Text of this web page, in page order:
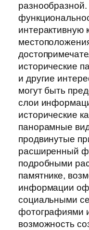
разнообразной.
интерактивную
исторические
и другие
могут быть
слои
исторические
панорамные
продвинутые
расширенный
подробными
памятнике,
информации
социальными
фотографиями
возможность